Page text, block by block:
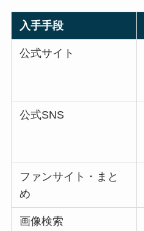
入手手段
公式サイト
公式SNS
ファンサイト・まと
め
画像検索